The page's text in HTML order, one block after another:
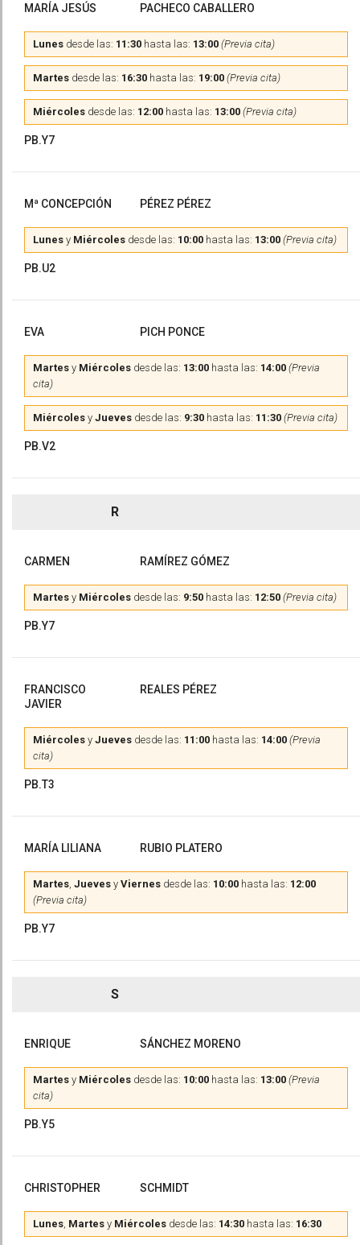
MARÍA JESÚS PACHECO CABALLERO
Lunes desde las: 11:30 hasta las: 13:00 (Previa cita)
Martes desde las: 16:30 hasta las: 19:00 (Previa cita)
Miércoles desde las: 12:00 hasta las: 13:00 (Previa cita)
PB.Y7
Mª CONCEPCIÓN PÉREZ PÉREZ
Lunes y Miércoles desde las: 10:00 hasta las: 13:00 (Previa cita)
PB.U2
EVA PICH PONCE
Martes y Miércoles desde las: 13:00 hasta las: 14:00 (Previa
cita)
Miércoles y Jueves desde las: 9:30 hasta las: 11:30 (Previa cita)
PB.V2
R
CARMEN RAMÍREZ GÓMEZ
Martes y Miércoles desde las: 9:50 hasta las: 12:50 (Previa cita)
PB.Y7
FRANCISCO
JAVIER
REALES PÉREZ
Miércoles y Jueves desde las: 11:00 hasta las: 14:00 (Previa
cita)
PB.T3
MARÍA LILIANA RUBIO PLATERO
Martes, Jueves y Viernes desde las: 10:00 hasta las: 12:00
(Previa cita)
PB.Y7
S
ENRIQUE SÁNCHEZ MORENO
Martes y Miércoles desde las: 10:00 hasta las: 13:00 (Previa
cita)
PB.Y5
CHRISTOPHER SCHMIDT
Lunes, Martes y Miércoles desde las: 14:30 hasta las: 16:30